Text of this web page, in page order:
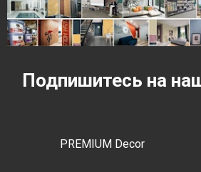
Подпишитесь на
PREMIUM Decor